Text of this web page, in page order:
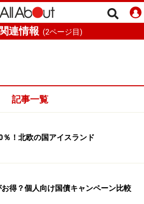
連情報 (2ページ目)
記事一覧
％！北欧の国アイスランド
お得？個人向け国債キャンペーン比較